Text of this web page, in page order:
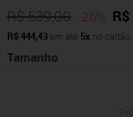
R$ 539,00 -26%
R$ 444,43 em até 5x no cartão
Tamanho